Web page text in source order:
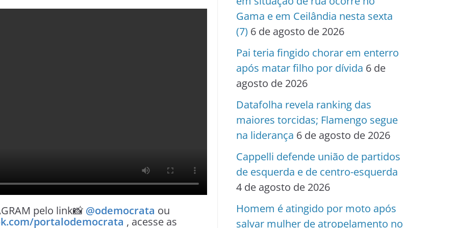
pelo link📸 @odemocrata ou
portalodemocrata , acesse as
Gama e em Ceilândia nesta sexta
(7) 6 de agosto de 2026
Pai teria fingido chorar em enterro
após matar filho por dívida 6 de
agosto de 2026
Datafolha revela ranking das
maiores torcidas; Flamengo segue
na liderança 6 de agosto de 2026
Cappelli defende união de partidos
de esquerda e de centro-esquerda
4 de agosto de 2026
Homem é atingido por moto após
salvar mulher de atropelamento no